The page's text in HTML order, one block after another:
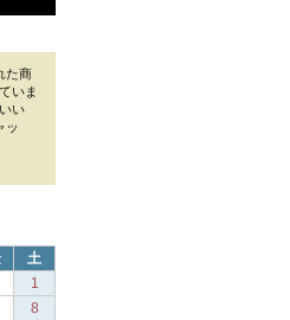
た商
いま
い
ッ
土
1
8